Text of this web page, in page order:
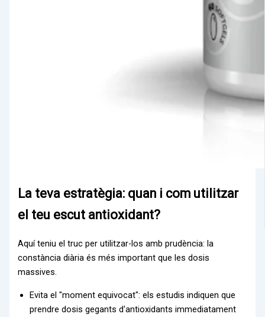
La teva estratègia: quan i com utilitzar
el teu escut antioxidant?
Aquí teniu el truc per utilitzar-los amb prudència: la
constància diària és més important que les dosis
massives.
Evita el "moment equivocat": els estudis indiquen que
prendre dosis gegants d'antioxidants immediatament